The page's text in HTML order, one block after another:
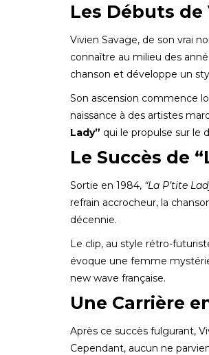
Les Débuts de
Vivien Savage, de son vrai
connaître au milieu des
chanson et développe un
Son ascension commence
naissance à des artistes
Lady” qui le propulse sur le
Le Succès de
Sortie en 1984, “La P’tite
refrain accrocheur, la
décennie.
Le clip, au style rétro-
évoque une femme
new wave française.
Une Carrière
Après ce succès fulgurant,
Cependant, aucun ne